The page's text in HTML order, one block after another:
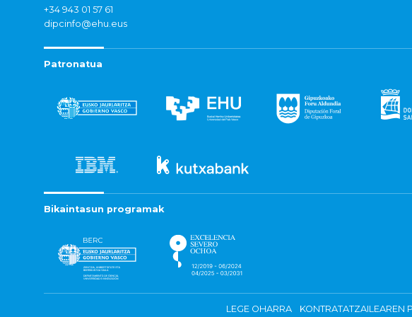
+34 943 01 57 61
dipcinfo@ehu.eus
Patronatua
Bikaintasun programak
LEGE OHARRA KONTRATATZAILEAREN